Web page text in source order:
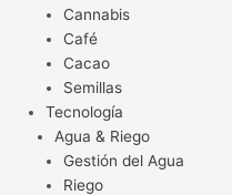
Cannabis
Café
Cacao
Semillas
Tecnología
Agua & Riego
Gestión del Agua
Riego